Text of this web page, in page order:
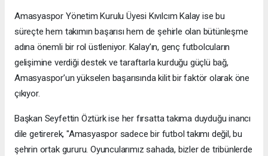
Amasyaspor Yönetim Kurulu Üyesi Kıvılcım Kalay ise bu
süreçte hem takımın başarısı hem de şehirle olan bütünleşme
adına önemli bir rol üstleniyor. Kalay’ın, genç futbolcuların
gelişimine verdiği destek ve taraftarla kurduğu güçlü bağ,
Amasyaspor’un yükselen başarısında kilit bir faktör olarak öne
çıkıyor.
Başkan Seyfettin Öztürk ise her fırsatta takıma duyduğu inancı
dile getirerek, "Amasyaspor sadece bir futbol takımı değil, bu
şehrin ortak gururu. Oyuncularımız sahada, bizler de tribünlerde